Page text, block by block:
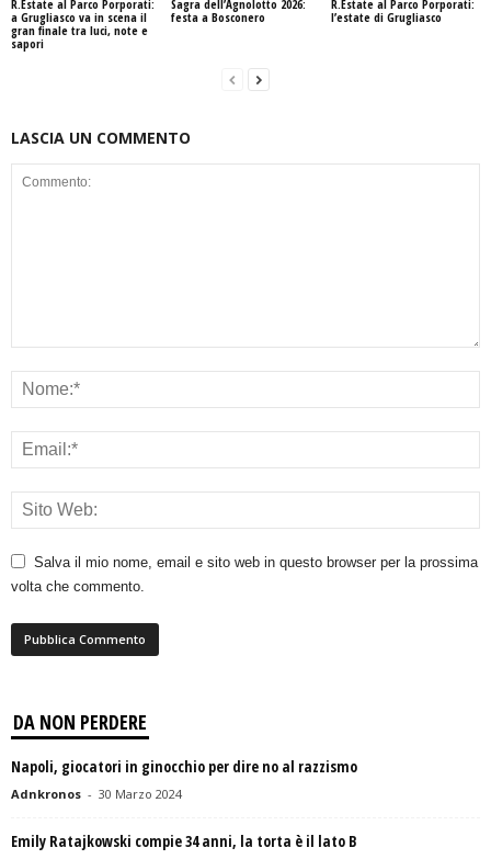
R.Estate al Parco Porporati:
a Grugliasco va in scena il
gran finale tra luci, note e
sapori
Sagra dell’Agnolotto 2026:
festa a Bosconero
R.Estate al Parco Porporati:
l’estate di Grugliasco
LASCIA UN COMMENTO
Salva il mio nome, email e sito web in questo browser per la prossima
volta che commento.
DA NON PERDERE
Napoli, giocatori in ginocchio per dire no al razzismo
Adnkronos - 30 Marzo 2024
Emily Ratajkowski compie 34 anni, la torta è il lato B